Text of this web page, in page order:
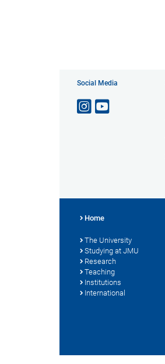
Social Media
Home
The University
Studying at JMU
Research
Teaching
Institutions
International